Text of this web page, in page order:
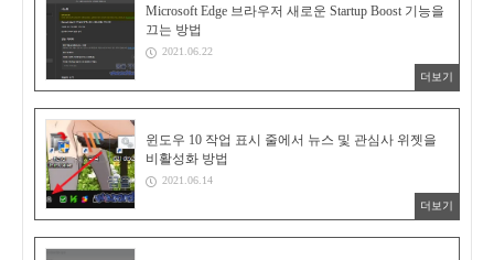
Microsoft Edge 브라우저 새로운 Startup Boost 기능을
끄는 방법
2021.06.22
더보기
윈도우 10 작업 표시 줄에서 뉴스 및 관심사 위젯을
비활성화 방법
2021.06.14
더보기